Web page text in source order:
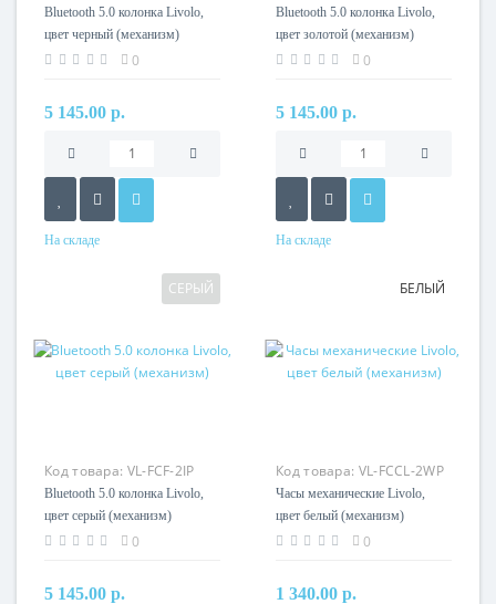
Bluetooth 5.0 колонка Livolo,
цвет черный (механизм)
0
5 145.00 р.
На складе
Bluetooth 5.0 колонка Livolo,
цвет золотой (механизм)
0
5 145.00 р.
На складе
СЕРЫЙ
Код товара: VL-FCF-2IP
Bluetooth 5.0 колонка Livolo,
цвет серый (механизм)
0
5 145.00 р.
БЕЛЫЙ
Код товара: VL-FCCL-2WP
Часы механические Livolo,
цвет белый (механизм)
0
1 340.00 р.